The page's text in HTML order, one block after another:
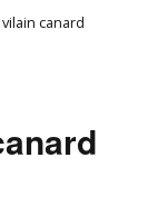
canard